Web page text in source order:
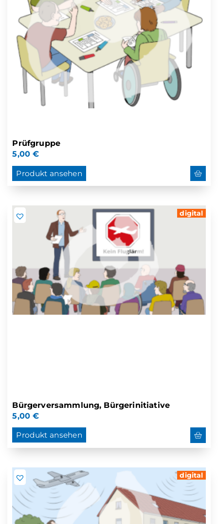
Prüfgruppe
5,00€
Produkt ansehen
digital
Bürgerversammlung, Bürgerinitiative
5,00€
Produkt ansehen
digital